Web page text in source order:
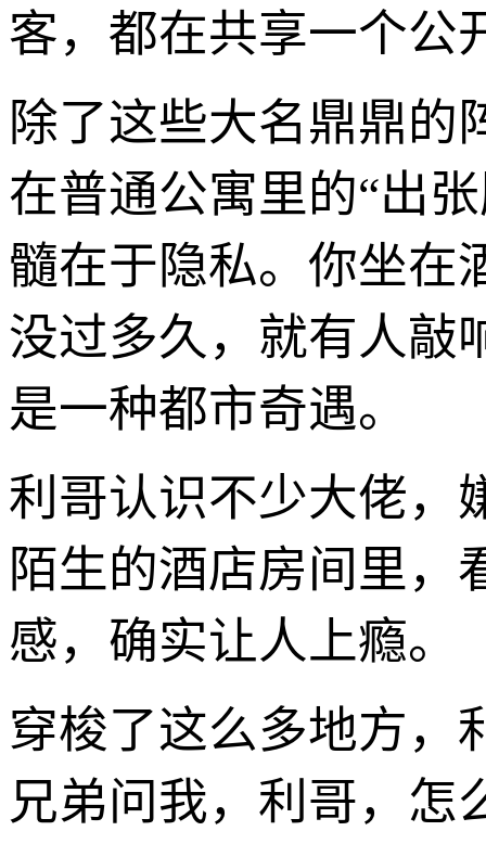
客，都在共享一个公
除了这些大名鼎鼎的
在普通公寓里的“出
髓在于隐私。你坐在
没过多久，就有人敲
是一种都市奇遇。
利哥认识不少大佬，
陌生的酒店房间里，
感，确实让人上瘾。
穿梭了这么多地方，
兄弟问我，利哥，怎